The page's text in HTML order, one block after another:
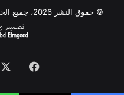
© حقوق النشر 2026، جميع الحقوق محفوظة | لموقع اخبار الصباح
فيسبوك